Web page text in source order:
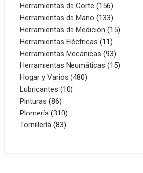
Herramientas de Corte 156156
productos
Herramientas de Mano 133133
productos
Herramientas de Medición 1515
Herramientas Eléctricas 1111
productos
Herramientas Mecánicas 9393
productos
Herramientas Neumáticas 1515
Hogar y Varios 480480
Lubricantes 1010
Pinturas 8686
productos
Plomería 310310
productos
Tornillería 8383